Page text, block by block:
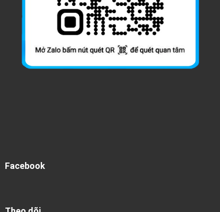
Facebook